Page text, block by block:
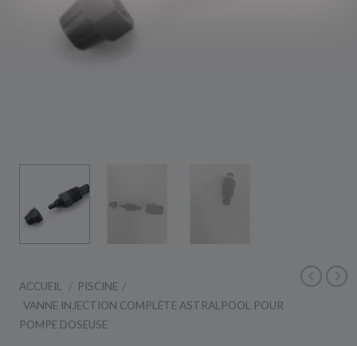
ACCUEIL
PISCINE
VANNE INJECTION COMPLÈTE ASTRALPOOL POUR
POMPE DOSEUSE